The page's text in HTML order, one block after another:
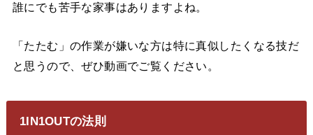
誰にでも苦手な家事はありますよね。
「たたむ」の作業が嫌いな方は特に真似したくなる技だ
と思うので、ぜひ動画でご覧ください。
1IN1OUTの法則